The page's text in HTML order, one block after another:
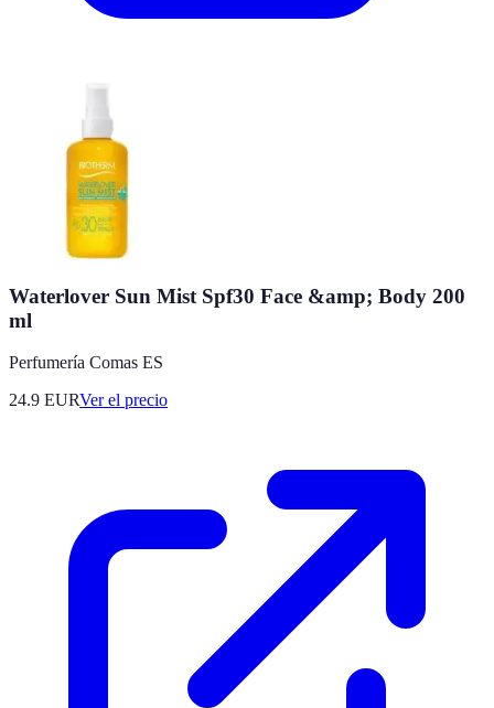
Waterlover Sun Mist Spf30 Face &amp; Body 200
ml
Perfumería Comas ES
24.9 EURVer el precio